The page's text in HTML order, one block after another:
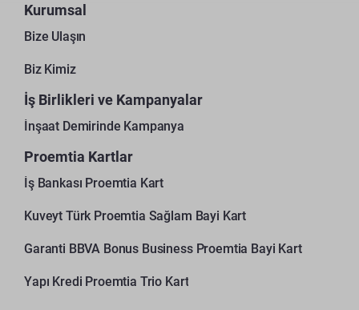
Kurumsal
Bize Ulaşın
Biz Kimiz
İş Birlikleri ve Kampanyalar
İnşaat Demirinde Kampanya
Proemtia Kartlar
İş Bankası Proemtia Kart
Kuveyt Türk Proemtia Sağlam Bayi Kart
Garanti BBVA Bonus Business Proemtia Bayi Kart
Yapı Kredi Proemtia Trio Kart